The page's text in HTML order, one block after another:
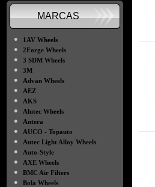
MARCAS
●
1AV Wheels
●
2Forge Wheels
●
3 SDM Wheels
●
3M
●
Advan Wheels
●
AEZ
●
AKS
●
Alutec Wheels
●
Antera
●
AUCO - Topauto
●
Autec Light Alloy Wheels
●
Auto-Style
●
AXE Wheels
●
BMC Air Filters
●
Bola Wheels